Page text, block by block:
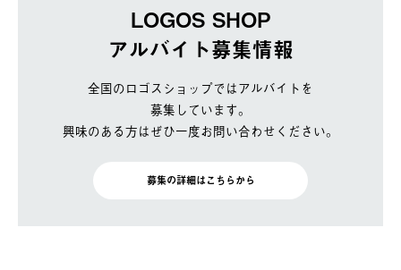
LOGOS SHOP
アルバイト募集情報
全国のロゴスショップではアルバイトを
募集しています。
興味のある方はぜひ一度お問い合わせください。
募集の詳細はこちらから